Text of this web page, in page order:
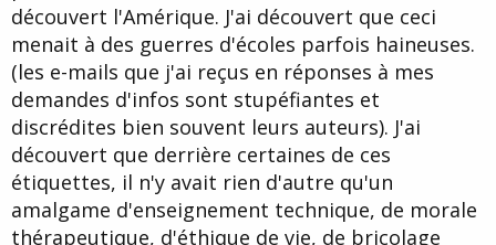
découvert l'Amérique. J'ai découvert que ceci
menait à des guerres d'écoles parfois haineuses.
(les e-mails que j'ai reçus en réponses à mes
demandes d'infos sont stupéfiantes et
discrédites bien souvent leurs auteurs). J'ai
découvert que derrière certaines de ces
étiquettes, il n'y avait rien d'autre qu'un
amalgame d'enseignement technique, de morale
thérapeutique, d'éthique de vie, de bricolage